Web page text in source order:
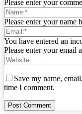
Please enter your
Please enter your name
You have entered an
Please enter your email
Save my name,
time I comment.